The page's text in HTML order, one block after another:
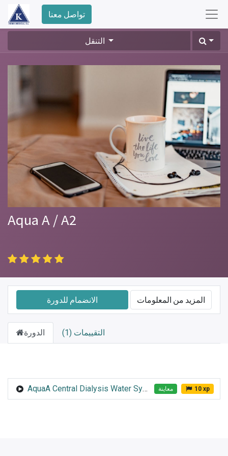
تواصل معنا
Aqua A / A2
الانضمام للدورة المزيد من المعلومات
الدورة التقييمات (1)
AquaA Central Dialysis Water System معاينة 10 xp